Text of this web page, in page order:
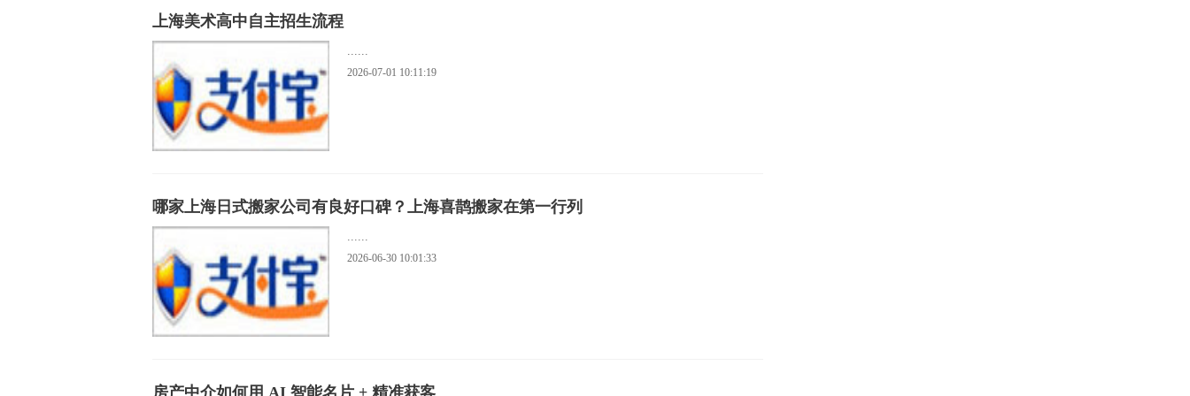
上海美术高中自主招生流程
......
2026-07-01 10:11:19
哪家上海日式搬家公司有良好口碑？上海喜鹊搬家在第一行列
......
2026-06-30 10:01:33
房产中介如何用 AI 智能名片 + 精准获客